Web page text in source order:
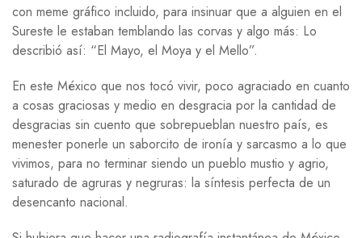
con meme gráfico incluido, para insinuar que a alguien en el
Sureste le estaban temblando las corvas y algo más: Lo
describió así: “El Mayo, el Moya y el Mello”.
En este México que nos tocó vivir, poco agraciado en cuanto
a cosas graciosas y medio en desgracia por la cantidad de
desgracias sin cuento que sobrepueblan nuestro país, es
menester ponerle un saborcito de ironía y sarcasmo a lo que
vivimos, para no terminar siendo un pueblo mustio y agrio,
saturado de agruras y negruras: la síntesis perfecta de un
desencanto nacional.